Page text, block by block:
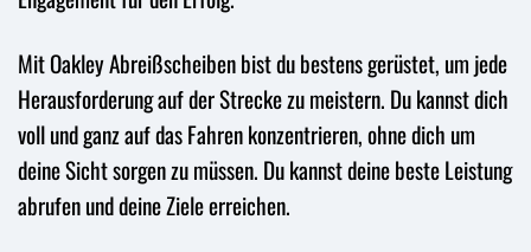
Mit Oakley Abreißscheiben bist du bestens gerüstet, um jede
Herausforderung auf der Strecke zu meistern. Du kannst dich
voll und ganz auf das Fahren konzentrieren, ohne dich um
deine Sicht sorgen zu müssen. Du kannst deine beste Leistung
abrufen und deine Ziele erreichen.